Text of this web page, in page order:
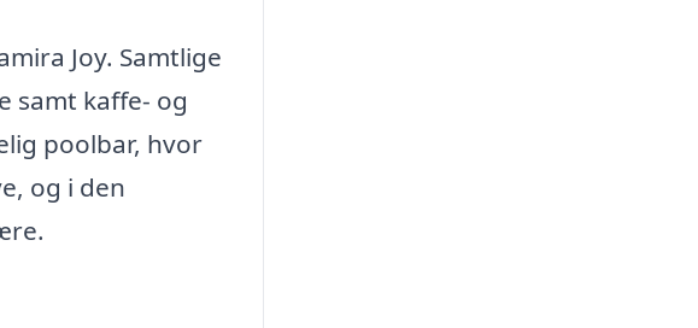
Joy. Samtlige
samt kaffe- og
poolbar, hvor
og i den